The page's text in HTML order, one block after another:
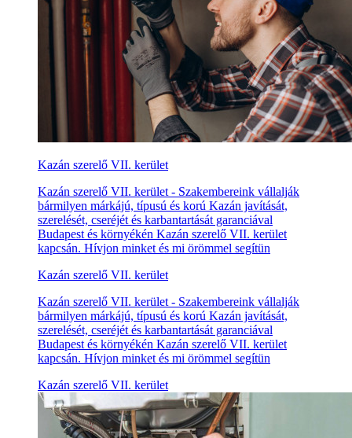
Kazán szerelő VII. kerület
Kazán szerelő VII. kerület - Szakembereink vállalják
bármilyen márkájú, típusú és korú Kazán javítását,
szerelését, cseréjét és karbantartását garanciával
Budapest és környékén Kazán szerelő VII. kerület
kapcsán. Hívjon minket és mi örömmel segítün
Kazán szerelő VII. kerület
Kazán szerelő VII. kerület - Szakembereink vállalják
bármilyen márkájú, típusú és korú Kazán javítását,
szerelését, cseréjét és karbantartását garanciával
Budapest és környékén Kazán szerelő VII. kerület
kapcsán. Hívjon minket és mi örömmel segítün
Kazán szerelő VII. kerület